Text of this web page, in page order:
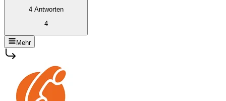
4 Antworten
4
Mehr